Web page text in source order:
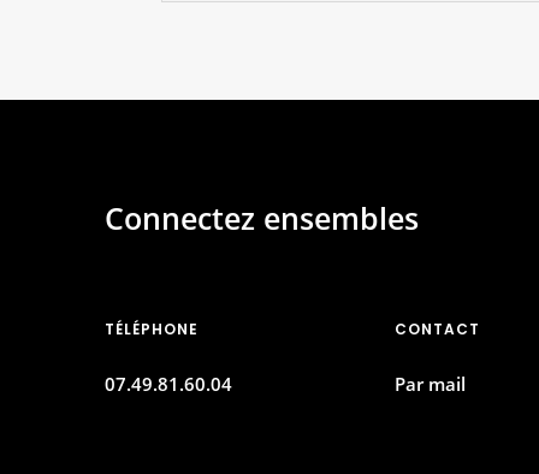
Connectez ensembles
TÉLÉPHONE
07.49.81.60.04
CONTACT
Par mail